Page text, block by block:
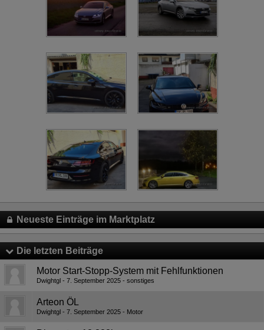
Neueste Einträge im Marktplatz
Die letzten Beiträge
Motor Start-Stopp-System mit Fehlfunktionen
Dwightgl 7. September 2025 sonstiges
Arteon ÖL
Dwightgl 7. September 2025 Motor